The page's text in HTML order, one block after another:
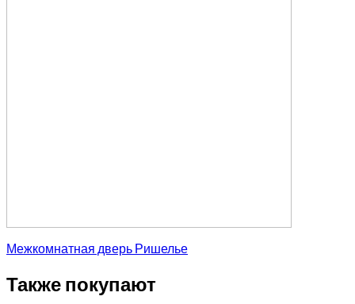
Межкомнатная дверь Ришелье
Также покупают